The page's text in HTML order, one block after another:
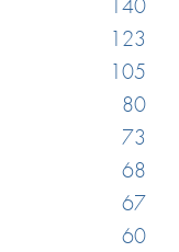
123
105
80
73
68
67
60